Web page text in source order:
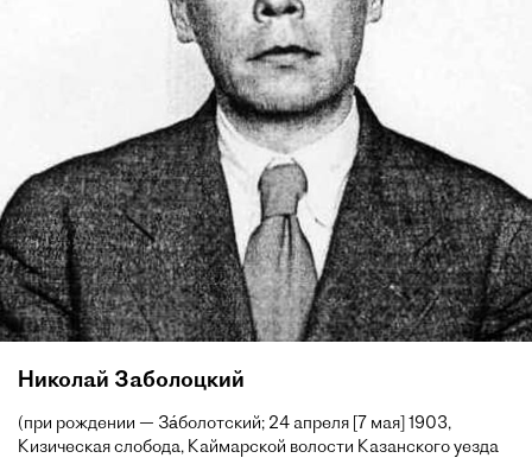
Николай Заболоцкий
(при рождении — За́болотский; 24 апреля [7 мая] 1903,
Кизическая слобода, Каймарской волости Казанского уезда